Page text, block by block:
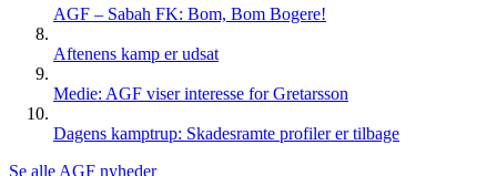
AGF – Sabah FK: Bom, Bom Bogere!
Aftenens kamp er udsat
Medie: AGF viser interesse for Gretarsson
Dagens kamptrup: Skadesramte profiler er tilbage
Se alle AGF nyheder